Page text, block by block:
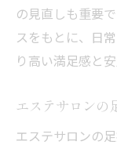
の見直しも重要
スをもとに、日
り高い満足感と
エステサロンの
エステサロンの